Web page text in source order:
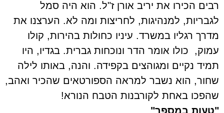
רבים הכירו את יריב אורן ז"ל. הוא היה סמל
לגבריות, למנהיגות, לחריצות ומה לא. הערצנו את
מדרך רגליו במשרד. עיניו כחולות בהירות, קולו
עמוק,
כולו אומר הדר ונוכחות גברית. בגדיו, היו
תמיד נקיים ומגוהצים בקפידה. והנה, באותו לילה
שחור, הוא נשבר למראה הספורטאים שהכיר ואהב,
שהפכו באחת לקורבנות הטבח הנורא!
"טעות במספר"